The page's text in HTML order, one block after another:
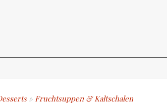
» Fruchtsuppen & Kaltschalen